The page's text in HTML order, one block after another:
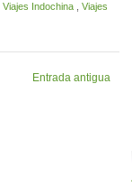
Viajes Indochina
Viajes
Entrada antigua